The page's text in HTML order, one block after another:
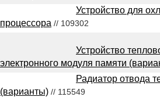
Устройство для
процессора // 109302
Устройство
электронного модуля памяти
Радиатор отвода
(варианты) // 115549